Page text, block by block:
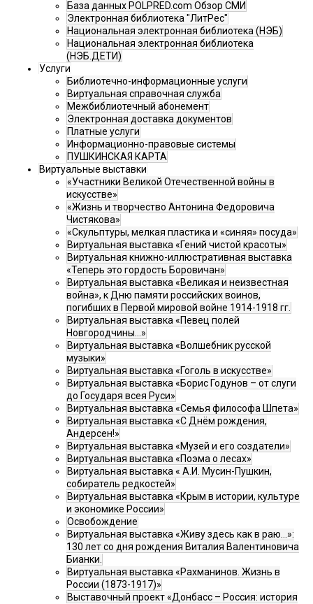
База данных POLPRED.com Обзор СМИ
Электронная библиотека "ЛитРес"
Национальная электронная библиотека (НЭБ)
Национальная электронная библиотека
(НЭБ.ДЕТИ)
Услуги
Библиотечно-информационные услуги
Виртуальная справочная служба
Межбиблиотечный абонемент
Электронная доставка документов
Платные услуги
Информационно-правовые системы
ПУШКИНСКАЯ КАРТА
Виртуальные выставки
«Участники Великой Отечественной войны в
искусстве»
«Жизнь и творчество Антонина Федоровича
Чистякова»
«Скульптуры, мелкая пластика и «синяя» посуда»
Виртуальная выставка «Гений чистой красоты»
Виртуальная книжно-иллюстративная выставка
«Теперь это гордость Боровичан»
Виртуальная выставка «Великая и неизвестная
война», к Дню памяти российских воинов,
погибших в Первой мировой войне 1914-1918 гг.
Виртуальная выставка «Певец полей
Новгородчины…»
Виртуальная выставка «Волшебник русской
музыки»
Виртуальная выставка «Гоголь в искусстве»
Виртуальная выставка «Борис Годунов – от слуги
до Государя всея Руси»
Виртуальная выставка «Семья философа Шпета»
Виртуальная выставка «С Днём рождения,
Андерсен!»
Виртуальная выставка «Музей и его создатели»
Виртуальная выставка «Поэма о лесах»
Виртуальная выставка « А.И. Мусин-Пушкин,
собиратель редкостей»
Виртуальная выставка «Крым в истории, культуре
и экономике России»
Освобождение
Виртуальная выставка «Живу здесь как в раю…»:
130 лет со дня рождения Виталия Валентиновича
Бианки.
Виртуальная выставка «Рахманинов. Жизнь в
России (1873-1917)»
Выставочный проект «Донбасс – Россия: история